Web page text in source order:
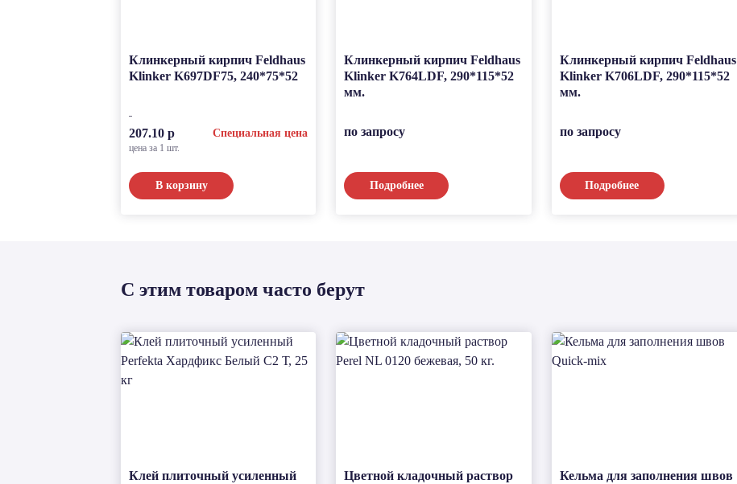
Клинкерный кирпич Feldhaus
Klinker K697DF75, 240*75*52
207.10 р Специальная цена
цена за 1 шт.
В корзину
Клинкерный кирпич Feldhaus
Klinker K764LDF, 290*115*52
мм.
по запросу
Подробнее
Клинкерный кирпич Feldhaus
Klinker K706LDF, 290*115*52
мм.
по запросу
Подробнее
С этим товаром часто берут
Клей плиточный усиленный
Цветной кладочный раствор
Кельма для заполнения швов